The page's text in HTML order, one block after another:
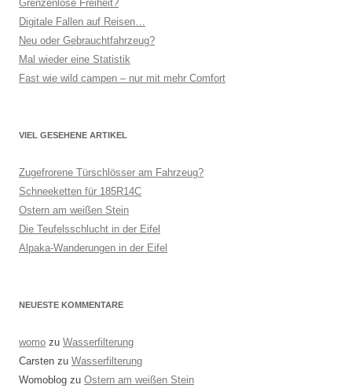
Grenzenlose Freiheit?
Digitale Fallen auf Reisen…
Neu oder Gebrauchtfahrzeug?
Mal wieder eine Statistik
Fast wie wild campen – nur mit mehr Comfort
VIEL GESEHENE ARTIKEL
Zugefrorene Türschlösser am Fahrzeug?
Schneeketten für 185R14C
Ostern am weißen Stein
Die Teufelsschlucht in der Eifel
Alpaka-Wanderungen in der Eifel
NEUESTE KOMMENTARE
womo zu Wasserfilterung
Carsten zu Wasserfilterung
Womoblog zu Ostern am weißen Stein